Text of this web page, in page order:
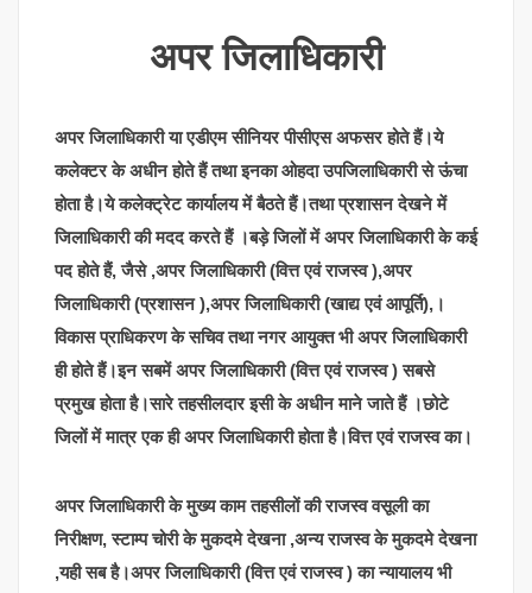
अपर जिलाधिकारी
अपर जिलाधिकारी या एडीएम सीनियर पीसीएस अफसर होते हैं।ये
कलेक्टर के अधीन होते हैं तथा इनका ओहदा उपजिलाधिकारी से ऊंचा
होता है।ये कलेक्ट्रेट कार्यालय में बैठते हैं।तथा प्रशासन देखने में
जिलाधिकारी की मदद करते हैं ।बड़े जिलों में अपर जिलाधिकारी के कई
पद होते हैं, जैसे ,अपर जिलाधिकारी (वित्त एवं राजस्व ),अपर
जिलाधिकारी (प्रशासन ),अपर जिलाधिकारी (खाद्य एवं आपूर्ति),।
विकास प्राधिकरण के सचिव तथा नगर आयुक्त भी अपर जिलाधिकारी
ही होते हैं।इन सबमें अपर जिलाधिकारी (वित्त एवं राजस्व ) सबसे
प्रमुख होता है।सारे तहसीलदार इसी के अधीन माने जाते हैं ।छोटे
जिलों में मात्र एक ही अपर जिलाधिकारी होता है।वित्त एवं राजस्व का।
अपर जिलाधिकारी के मुख्य काम तहसीलों की राजस्व वसूली का
निरीक्षण, स्टाम्प चोरी के मुकदमे देखना ,अन्य राजस्व के मुकदमे देखना
,यही सब है।अपर जिलाधिकारी (वित्त एवं राजस्व ) का न्यायालय भी